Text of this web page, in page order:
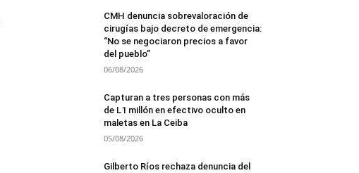
CMH denuncia sobrevaloración de
cirugías bajo decreto de emergencia:
“No se negociaron precios a favor
del pueblo”
06/08/2026
Capturan a tres personas con más
de L1 millón en efectivo oculto en
maletas en La Ceiba
05/08/2026
Gilberto Ríos rechaza denuncia del